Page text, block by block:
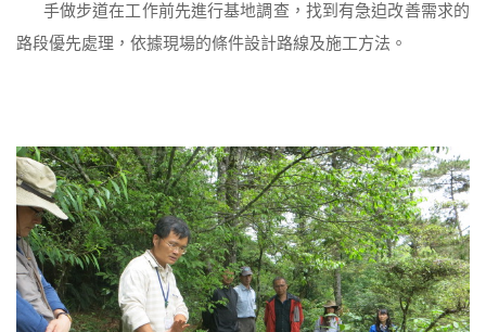
手做步道在工作前先進行基地調查，找到有急迫改善需求的
路段優先處理，依據現場的條件設計路線及施工方法。